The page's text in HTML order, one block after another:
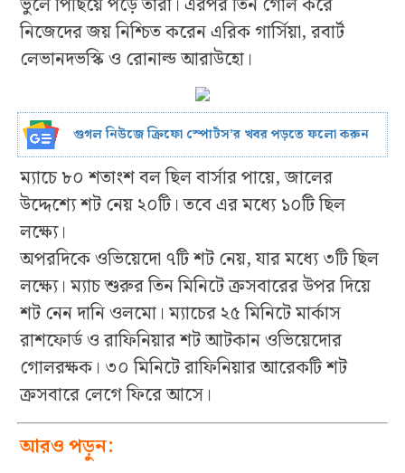
নিজেদের জয় নিশ্চিত করেন এরিক গার্সিয়া, রবার্ট
লেভানদভস্কি ও রোনাল্ড আরাউহো।
গুগল নিউজে ক্রিফো স্পোর্টস’র খবর পড়তে ফলো করুন
ম্যাচে ৮০ শতাংশ বল ছিল বার্সার পায়ে, জালের
উদ্দেশ্যে শট নেয় ২০টি। তবে এর মধ্যে ১০টি ছিল
লক্ষ্যে।
অপরদিকে ওভিয়েদো ৭টি শট নেয়, যার মধ্যে ৩টি ছিল
লক্ষ্যে। ম্যাচ শুরুর তিন মিনিটে ক্রসবারের উপর দিয়ে
শট নেন দানি ওলমো। ম্যাচের ২৫ মিনিটে মার্কাস
রাশফোর্ড ও রাফিনিয়ার শট আটকান ওভিয়েদোর
গোলরক্ষক। ৩০ মিনিটে রাফিনিয়ার আরেকটি শট
ক্রসবারে লেগে ফিরে আসে।
আরও পড়ুন: